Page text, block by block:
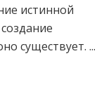
истинной
существует. ...